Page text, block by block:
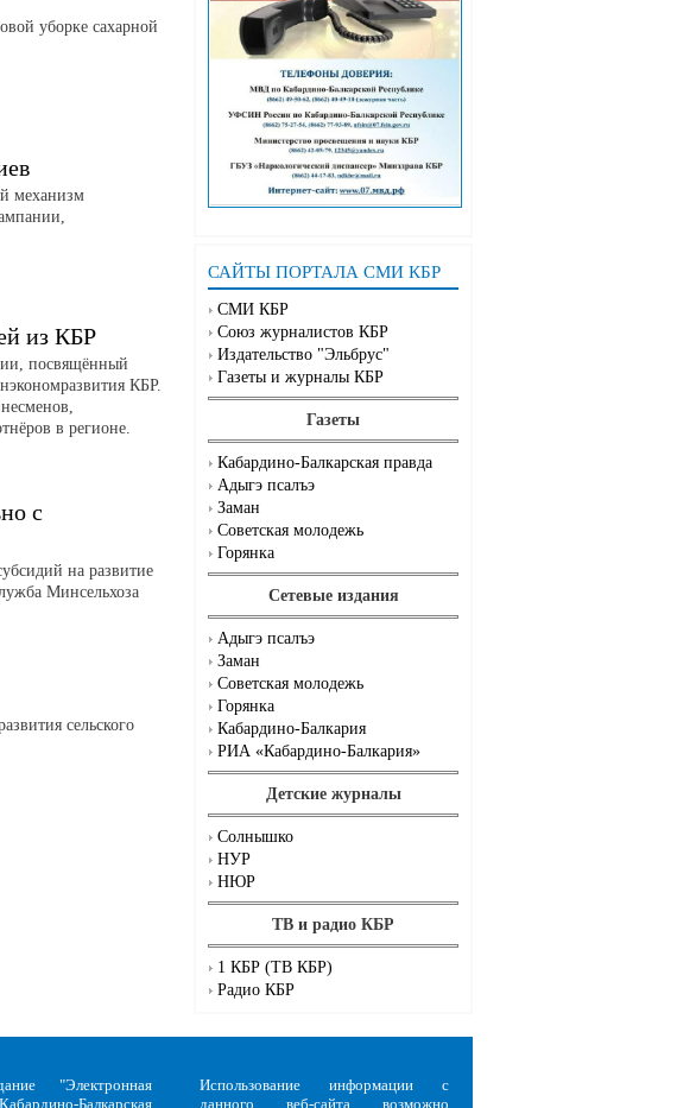
САЙТЫ ПОРТАЛА СМИ КБР
СМИ КБР
Союз журналистов КБР
Издательство "Эльбрус"
Газеты и журналы КБР
Газеты
Кабардино-Балкарская правда
Адыгэ псалъэ
Заман
Советская молодежь
Горянка
Сетевые издания
Адыгэ псалъэ
Заман
Советская молодежь
Горянка
Кабардино-Балкария
РИА «Кабардино-Балкария»
Детские журналы
Солнышко
НУР
НЮР
ТВ и радио КБР
1 КБР (ТВ КБР)
Радио КБР
уборке сахарной
механизм
из КБР
посвящённый
КБР.
в регионе.
с
на развитие
Минсельхоза
сельского
"Электронная
Балкарская
Использование информации с
данного веб-сайта возможно